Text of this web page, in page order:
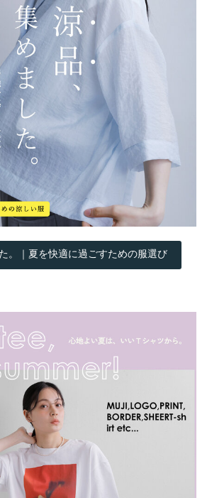
。｜夏を快適に過ごすための服選び